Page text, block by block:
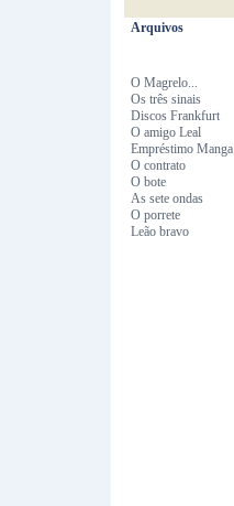
Arquivos
O Magrelo...
Os três sinais
Discos Frankfurt
O amigo Leal
Empréstimo Manga
O contrato
O bote
As sete ondas
O porrete
Leão bravo